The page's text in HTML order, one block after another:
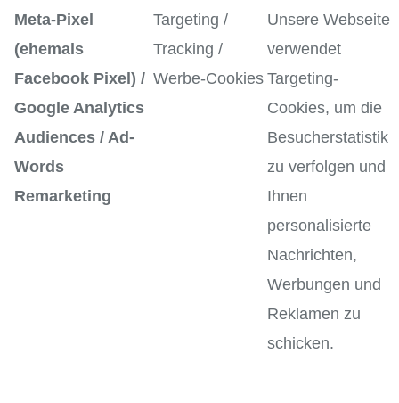
Meta-Pixel
(ehemals
Facebook Pixel) /
Google Analytics
Audiences / Ad-
Words
Remarketing
Targeting /
Tracking /
Werbe-Cookies
Unsere Webseite
verwendet
Targeting-
Cookies, um die
Besucherstatistik
zu verfolgen und
Ihnen
personalisierte
Nachrichten,
Werbungen und
Reklamen zu
schicken.